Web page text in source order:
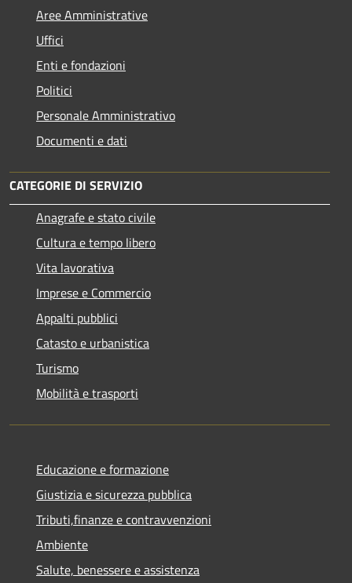
Aree Amministrative
Uffici
Enti e fondazioni
Politici
Personale Amministrativo
Documenti e dati
CATEGORIE DI SERVIZIO
Anagrafe e stato civile
Cultura e tempo libero
Vita lavorativa
Imprese e Commercio
Appalti pubblici
Catasto e urbanistica
Turismo
Mobilità e trasporti
Educazione e formazione
Giustizia e sicurezza pubblica
Tributi,finanze e contravvenzioni
Ambiente
Salute, benessere e assistenza